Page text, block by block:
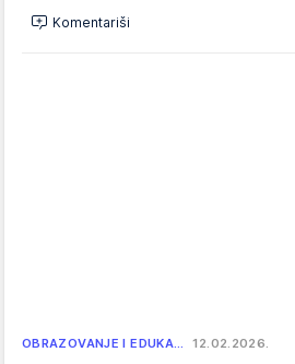
Komentariši
OBRAZOVANJE I EDUKA… 12.02.2026.